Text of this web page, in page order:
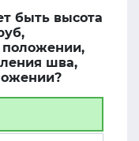
быть высота
положении,
шва,